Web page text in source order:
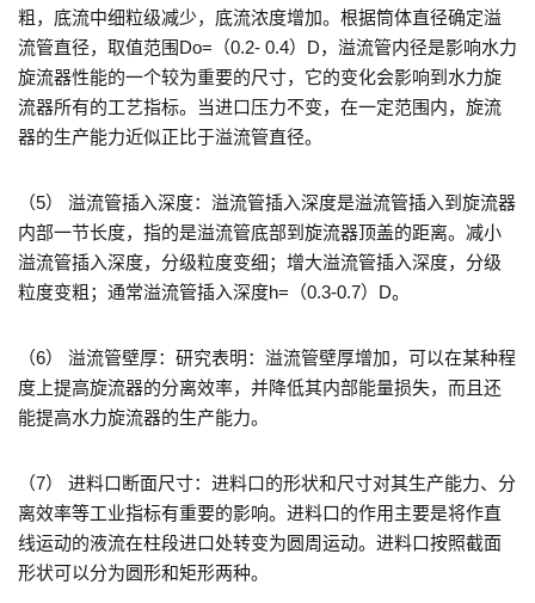
粗，底流中细粒级减少，底流浓度增加。根据筒体直径确定溢
流管直径，取值范围Do=（0.2- 0.4）D，溢流管内径是影响水力
旋流器性能的一个较为重要的尺寸，它的变化会影响到水力旋
流器所有的工艺指标。当进口压力不变，在一定范围内，旋流
器的生产能力近似正比于溢流管直径。
（5） 溢流管插入深度：溢流管插入深度是溢流管插入到旋流器
内部一节长度，指的是溢流管底部到旋流器顶盖的距离。减小
溢流管插入深度，分级粒度变细；增大溢流管插入深度，分级
粒度变粗；通常溢流管插入深度h=（0.3-0.7）D。
（6） 溢流管壁厚：研究表明：溢流管壁厚增加，可以在某种程
度上提高旋流器的分离效率，并降低其内部能量损失，而且还
能提高水力旋流器的生产能力。
（7） 进料口断面尺寸：进料口的形状和尺寸对其生产能力、分
离效率等工业指标有重要的影响。进料口的作用主要是将作直
线运动的液流在柱段进口处转变为圆周运动。进料口按照截面
形状可以分为圆形和矩形两种。